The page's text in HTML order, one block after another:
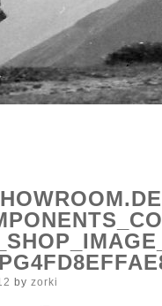
by zorki